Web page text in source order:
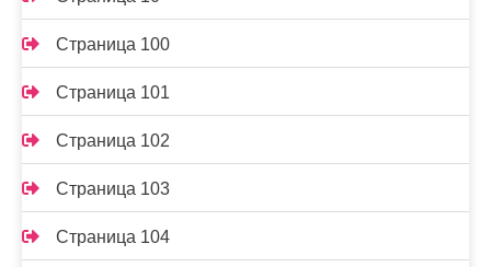
Страница 100
Страница 101
Страница 102
Страница 103
Страница 104